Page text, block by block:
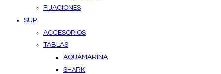
FIJACIONES
SUP
ACCESORIOS
TABLAS
AQUAMARINA
SHARK